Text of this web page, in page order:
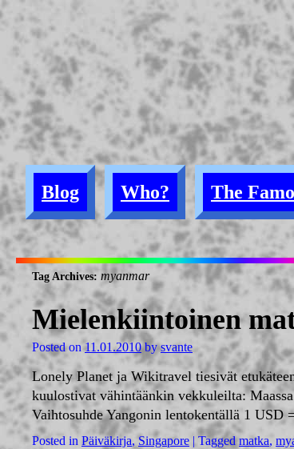
Blog Who? The
Tag Archives: myanmar
Mielenkiintoinen
Posted on 11.01.2010 by svante
Lonely Planet ja Wikitravel tiesivät
kuulostivat vähintäänkin vekkuleilta:
Vaihtosuhde Yangonin lentokentällä 1 USD
Posted in Päiväkirja,Singapore | Tagged matka,